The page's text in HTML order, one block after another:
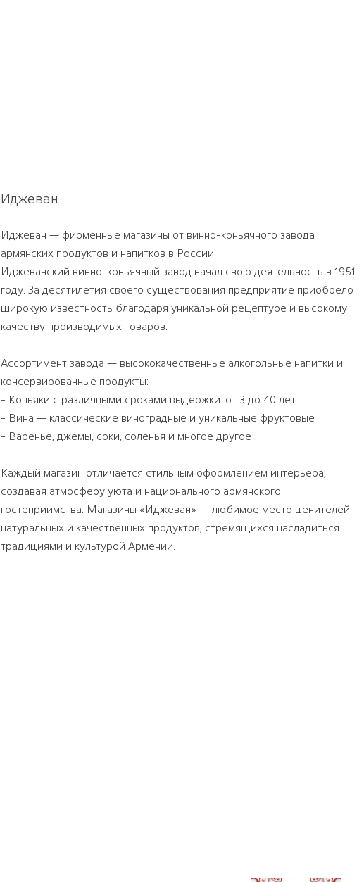
Иджеван
Иджеван — фирменные магазины от винно-коньячного завода
армянских продуктов и напитков в России.
Иджеванский винно-коньячный завод начал свою деятельность в 1951
году. За десятилетия своего существования предприятие приобрело
широкую известность благодаря уникальной рецептуре и высокому
качеству производимых товаров.
Ассортимент завода — высококачественные алкогольные напитки и
консервированные продукты:
- Коньяки с различными сроками выдержки: от 3 до 40 лет
- Вина — классические виноградные и уникальные фруктовые
- Варенье, джемы, соки, соленья и многое другое
Каждый магазин отличается стильным оформлением интерьера,
создавая атмосферу уюта и национального армянского
гостеприимства. Магазины «Иджеван» — любимое место ценителей
натуральных и качественных продуктов, стремящихся насладиться
традициями и культурой Армении.